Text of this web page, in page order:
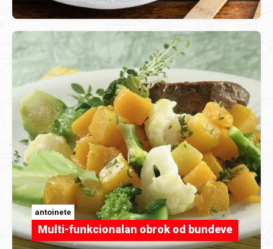
antoinete
Multi-funkcionalan obrok od bundeve